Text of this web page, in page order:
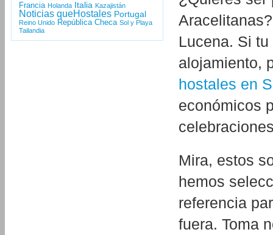
Lucena. Si
alojamiento,
hostales en
económicos
Mira, estos
hemos
referencia
fuera. Toma
Francia Holanda Italia Kazajistán
Noticias queHostales Portugal
Reino Unido República Checa Sol y Playa
Tailandia